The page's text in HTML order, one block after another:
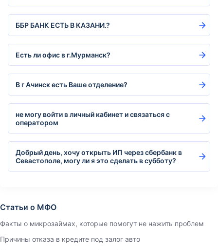
ББР БАНК ЕСТЬ В КАЗАНИ.?
Есть ли офис в г.Мурманск?
В г Ачинск есть Ваше отделение?
не могу войти в личный кабинет и связаться с
оператором
Добрый день, хочу открыть ИП через сбербанк в
Севастополе, могу ли я это сделать в субботу?
Статьи о МФО
Факты о микрозаймах, которые помогут не нажить проблем
Причины отказа в кредите под залог авто